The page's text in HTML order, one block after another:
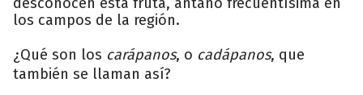
los campos de la región.
¿Qué son los carápanos, o cadápanos, que
también se llaman así?